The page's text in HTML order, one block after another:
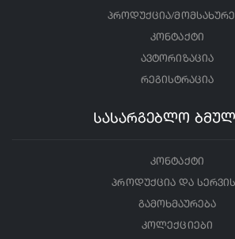
პროდუქცია/
კონტაქტი
ავტორიზაცია
რეგისტრაცია
სასარგებლო
კონტაქტი
პროდუქცია და
გამოხმაურება
კოლექციები